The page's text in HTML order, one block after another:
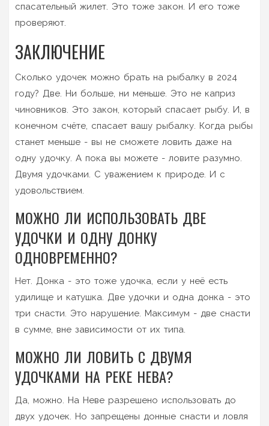
спасательный жилет. Это тоже закон. И его тоже
проверяют.
ЗАКЛЮЧЕНИЕ
Сколько удочек можно брать на рыбалку в 2024
году? Две. Ни больше, ни меньше. Это не каприз
чиновников. Это закон, который спасает рыбу. И, в
конечном счёте, спасает вашу рыбалку. Когда рыбы
станет меньше - вы не сможете ловить даже на
одну удочку. А пока вы можете - ловите разумно.
Двумя удочками. С уважением к природе. И с
удовольствием.
МОЖНО ЛИ ИСПОЛЬЗОВАТЬ ДВЕ
УДОЧКИ И ОДНУ ДОНКУ
ОДНОВРЕМЕННО?
Нет. Донка - это тоже удочка, если у неё есть
удилище и катушка. Две удочки и одна донка - это
три снасти. Это нарушение. Максимум - две снасти
в сумме, вне зависимости от их типа.
МОЖНО ЛИ ЛОВИТЬ С ДВУМЯ
УДОЧКАМИ НА РЕКЕ НЕВА?
Да, можно. На Неве разрешено использовать до
двух удочек. Но запрещены донные снасти и ловля